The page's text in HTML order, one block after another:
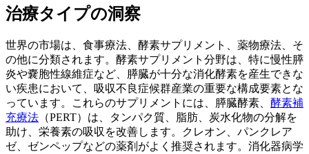
治療タイプの洞察
世界の市場は、食事療法、酵素サプリメント、薬物療法、そ
の他に分類されます。酵素サプリメント分野は、特に慢性膵
炎や嚢胞性線維症など、膵臓が十分な消化酵素を産生できな
い疾患において、吸収不良症候群産業の重要な構成要素とな
っています。これらのサプリメントには、膵臓酵素、 酵素補
充療法 （PERT）は、タンパク質、脂肪、炭水化物の分解を
助け、栄養素の吸収を改善します。クレオン、パンクレア
ゼ、ゼンペップなどの薬剤がよく推奨されます。消化器病学